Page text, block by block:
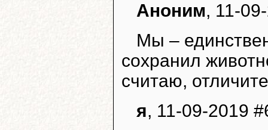
Аноним, 11-
Мы –
сохранил
считаю,
я, 11-09-2019